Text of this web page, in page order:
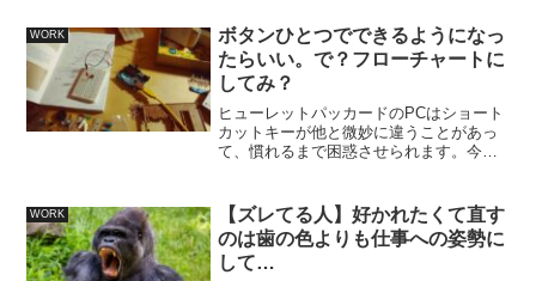
への会社の愚痴の8割がぽんちゃんの話で
した。（残り2割はお...
WORK
ボタンひとつでできるようになっ
たらいい。で？フローチャートに
してみ？
ヒューレットパッカードのPCはショート
カットキーが他と微妙に違うことがあっ
て、慣れるまで困惑させられます。今日
八苦。CTRL+FN+page up/ pa...
WORK
【ズレてる人】好かれたくて直す
のは歯の色よりも仕事への姿勢に
して…